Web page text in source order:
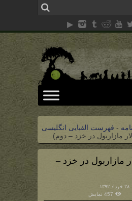
- فهرست الفبایی انگلیسی
مازاربول در خزد – دوم)
مازاربول در خزد –
۲۸ خرداد ۱۳۹۲
457 نمایش